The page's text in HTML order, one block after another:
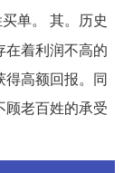
单。 其。历史
着利润不高的
高额回报。同
顾老百姓的承受